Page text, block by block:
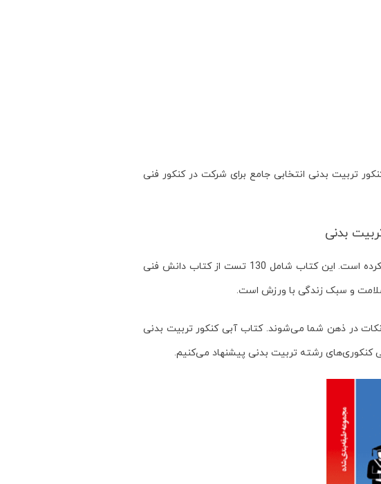
تربیت بدنی انتخابی جامع برای شرکت در کنکور فنی
کتاب آبی تربیت بدنی کنکور 3 کتاب تخصصی رشته تربیت بدنی را در یک کتاب جامع جمع‌آوری کرده است. این کتاب شامل 130 تست از کتاب دانش فنی
و نکات در ذهن شما می‌شوند. کتاب آبی کنکور تربیت بدنی